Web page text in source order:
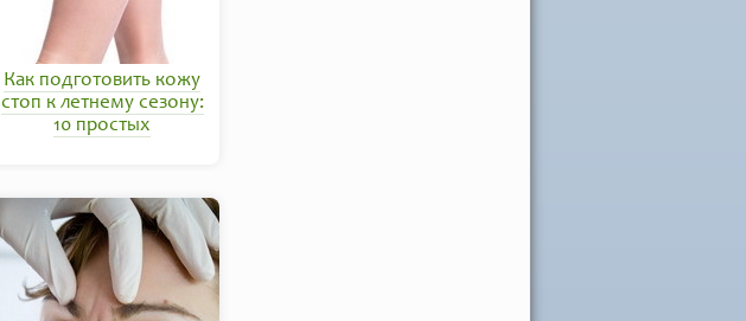
Как подготовить кожу
стоп к летнему сезону:
10 простых